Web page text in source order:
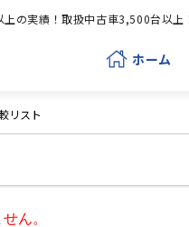
の実績！取扱中古車3,500台以上
ホーム
リスト
ん。